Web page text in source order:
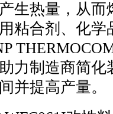
生热量，从而
粘合剂、化
力制造商简
并提高产量。